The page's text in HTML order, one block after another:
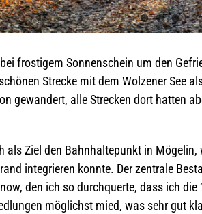
fros­ti­gem Son­nen­schein um den
Stre­cke mit dem Wol­ze­ner See
gewan­dert, alle Stre­cken dort hat­ten
als Ziel den Bahn­hal­te­punkt in
inte­grie­ren konnte. Der zen­trale
den ich so durch­querte, dass ich die
mög­lichst mied, was sehr gut